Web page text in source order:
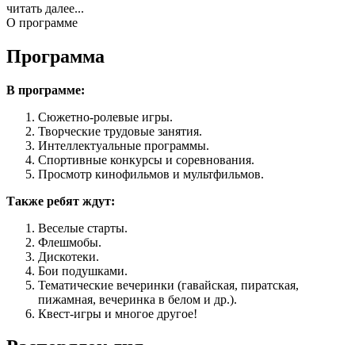
читать далее...
О программе
Программа
В программе:
Сюжетно-ролевые игры.
Творческие трудовые занятия.
Интеллектуальные программы.
Спортивные конкурсы и соревнования.
Просмотр кинофильмов и мультфильмов.
Также ребят ждут:
Веселые старты.
Флешмобы.
Дискотеки.
Бои подушками.
Тематические вечеринки (гавайская, пиратская,
пижамная, вечеринка в белом и др.).
Квест-игры и многое другое!